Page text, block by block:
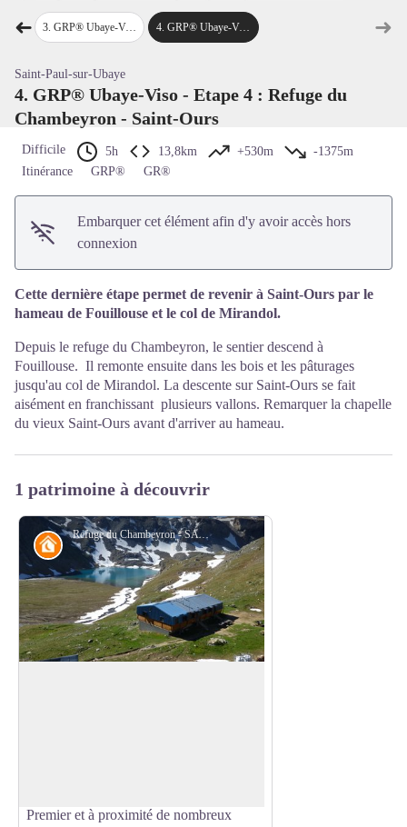
➜Étape précédente
3. GRP® Ubaye-Viso - Etape 3 : Chiappera - Refuge du Chambeyron 4.GRP® Ubaye-Viso - Etape 4 : Refuge du Chambeyron - Saint-Ours ➜
Saint-Paul-sur-Ubaye
4. GRP® Ubaye-Viso - Etape 4 : Refuge du
Chambeyron - Saint-Ours
Difficile 5h 13,8km +530m
-1375m
Itinérance
GRP® GR®
Embarquer cet élément afin d'y avoir accès hors
connexion
Cette dernière étape permet de revenir à Saint-Ours par le
hameau de Fouillouse et le col de Mirandol.
Depuis le refuge du Chambeyron, le sentier descend à
Fouillouse. Il remonte ensuite dans les bois et les pâturages
jusqu'au col de Mirandol. La descente sur Saint-Ours se fait
aisément en franchissant plusieurs vallons. Remarquer la chapelle
du vieux Saint-Ours avant d'arriver au hameau.
1 patrimoine à découvrir
Refuge du Chambeyron - SA - CD Alpes de Haute-Provence
Refuge
Premier et à proximité de nombreux